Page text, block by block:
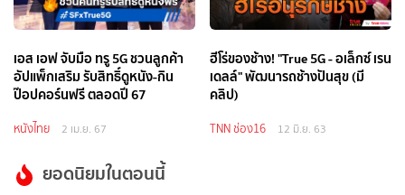
เอส เอฟ จับมือ ทรู 5G ชวนลูกค้า
อัปแพ็กเสริม รับสิทธิ์ดูหนัง-กิน
ป๊อปคอร์นฟรี ตลอดปี 67
หนังไทย 2 เม.ย. 67
ฮีโร่ของช้าง! "True 5G - อเล็กซ์ เรน
เดลล์" พัฒนารถช้างปันสุข (มี
คลิป)
TNN ช่อง16 12 มิ.ย. 63
ยอดนิยมในตอนนี้